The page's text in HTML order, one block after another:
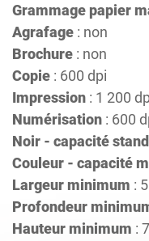
Grammage papier
Agrafage : non
Brochure : non
Copie : 600 dpi
Impression : 1 200
Numérisation : 600
Noir - capacité
Couleur - capacité
Largeur minimum :
Profondeur
Hauteur minimum :